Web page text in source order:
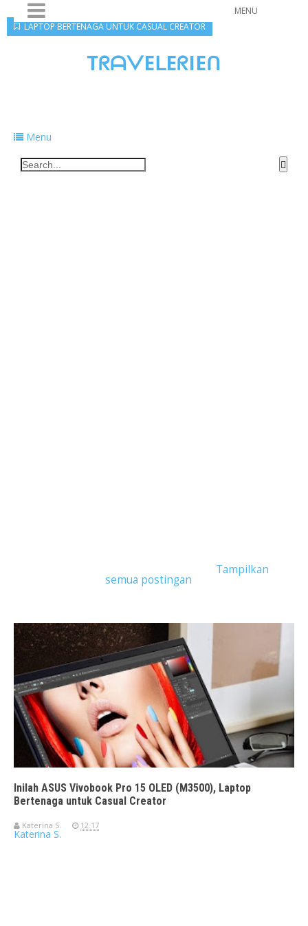
MENU
TᖇᗩᐯEᒪEᖇIEᑎ
Menu
Tampilkan
semua postingan
Inilah ASUS Vivobook Pro 15 OLED (M3500), Laptop
Bertenaga untuk Casual Creator
LAPTOP BERTENAGA UNTUK CASUAL CREATOR
Katerina S. 12.17
Katerina S.